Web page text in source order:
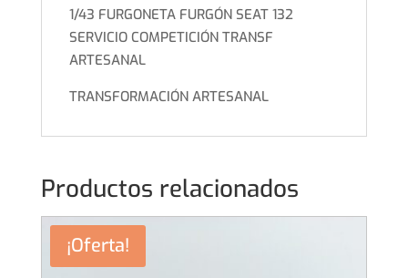
1/43 FURGONETA FURGÓN SEAT 132
SERVICIO COMPETICIÓN TRANSF
ARTESANAL
TRANSFORMACIÓN ARTESANAL
Productos relacionados
¡Oferta!